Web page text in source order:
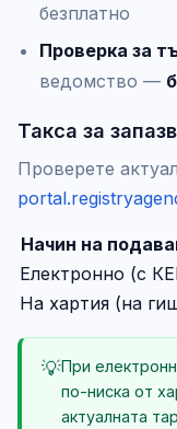
безплатно
Проверка за
ведомство —
Такса за
Проверете
Начин на
Електронно (с
На хартия (на
💡При
по-ниска от
актуалната